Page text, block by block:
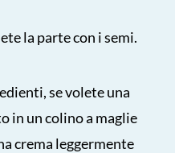
la parte con i semi.
se volete una
in un colino a maglie
crema leggermente